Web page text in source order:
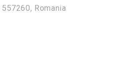
Romania